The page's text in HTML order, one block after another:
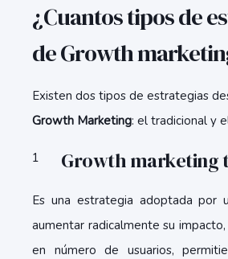
¿Cuantos tipos de
de Growth
Existen dos tipos de estrategias
Growth Marketing: el tradicional y
Growth marketing
Es una estrategia adoptada por
aumentar radicalmente su
en número de usuarios,